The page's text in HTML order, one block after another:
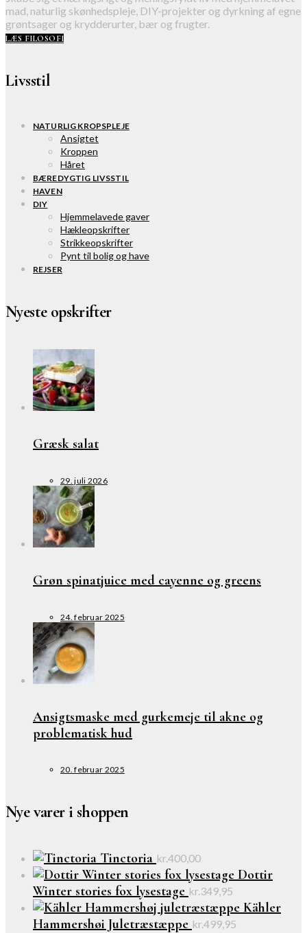
mad, naturlig skønhedspleje, DIY-projekter og dyrkning af egne
grøntsager og krydderurter, bær og frugter.
LÆS FILOSOFI
Livsstil
NATURLIG KROPSPLEJE
Ansigtet
Kroppen
Håret
BÆREDYGTIG LIVSSTIL
HAVEN
DIY
Hjemmelavede gaver
Hækleopskrifter
Strikkeopskrifter
Pynt til bolig og have
REJSER
Nyeste opskrifter
Græsk salat
29. juli 2026
Grøn spinatjuice med cayenne og greens
24. februar 2025
Ansigtsmaske med gurkemeje til akne og
problematisk hud
20. februar 2025
Nye varer i shoppen
Tinctoria kr.400,00
Dottir
Winter stories fox lysestage kr. 349,95
Kähler
Hammershøi Juletræstæppe kr.499,95